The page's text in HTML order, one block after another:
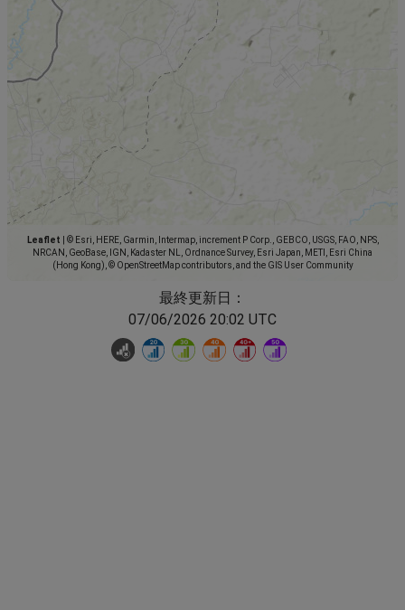
Leaflet
© Esri, HERE, Garmin, Intermap, increment P Corp., GEBCO, USGS, FAO, NPS,
NRCAN, GeoBase, IGN, Kadaster NL, Ordnance Survey, Esri Japan, METI, Esri China
(Hong Kong), © OpenStreetMap contributors, and the GIS User Community
最終更新日：
07/06/2026 20:02 UTC